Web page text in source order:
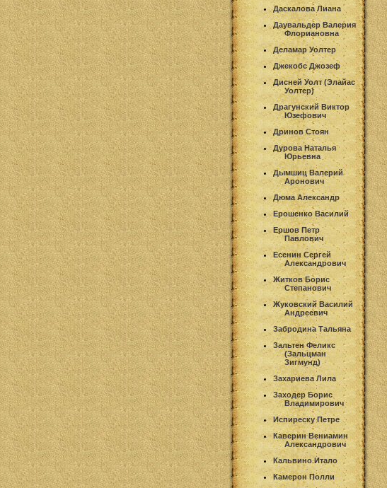
Даскалова Лиана
Даувальдер Валерия
Флориановна
Деламар Уолтер
Джекобс Джозеф
Дисней Уолт (Элайас
Уолтер)
Драгунский Виктор
Юзефович
Дринов Стоян
Дурова Наталья
Юрьевна
Дымшиц Валерий
Аронович
Дюма Александр
Ерошенко Василий
Ершов Петр
Павлович
Есенин Сергей
Александрович
Житков Борис
Степанович
Жуковский Василий
Андреевич
Забродина Тальяна
Зальтен Феликс
(Зальцман
Зигмунд)
Захариева Лила
Заходер Борис
Владимирович
Испиреску Петре
Каверин Вениамин
Александрович
Кальвино Итало
Камерон Полли